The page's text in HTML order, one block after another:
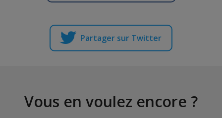
Partager sur Twitter
Vous en voulez encore ?